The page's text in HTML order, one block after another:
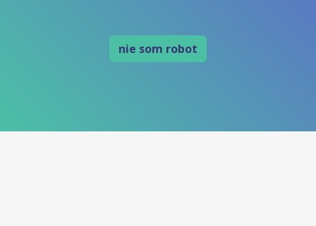
nie som robot